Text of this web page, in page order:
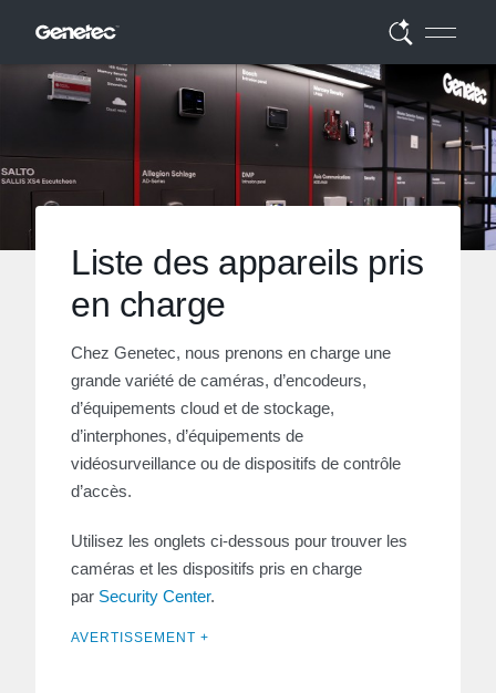
Liste des appareils pris
en charge
Chez Genetec, nous prenons en charge une
grande variété de caméras, d’encodeurs,
d’équipements cloud et de stockage,
d’interphones, d’équipements de
vidéosurveillance ou de dispositifs de contrôle
d’accès.
Utilisez les onglets ci-dessous pour trouver les
caméras et les dispositifs pris en charge
par Security Center.
AVERTISSEMENT +